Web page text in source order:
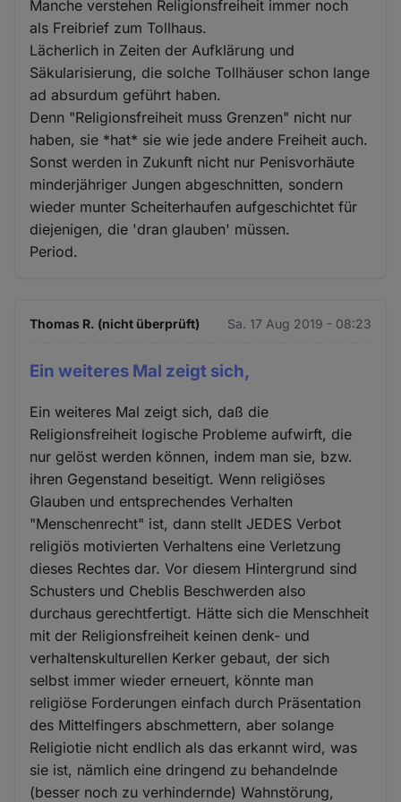
Manche verstehen Religionsfreiheit immer noch
als Freibrief zum Tollhaus.
Lächerlich in Zeiten der Aufklärung und
Säkularisierung, die solche Tollhäuser schon lange
ad absurdum geführt haben.
Denn "Religionsfreiheit muss Grenzen" nicht nur
haben, sie *hat* sie wie jede andere Freiheit auch.
Sonst werden in Zukunft nicht nur Penisvorhäute
minderjähriger Jungen abgeschnitten, sondern
wieder munter Scheiterhaufen aufgeschichtet für
diejenigen, die 'dran glauben' müssen.
Period.
Thomas R. (nicht überprüft) Sa. 17 Aug 2019 - 08:23
Ein weiteres Mal zeigt sich,
Ein weiteres Mal zeigt sich, daß die
Religionsfreiheit logische Probleme aufwirft, die
nur gelöst werden können, indem man sie, bzw.
ihren Gegenstand beseitigt. Wenn religiöses
Glauben und entsprechendes Verhalten
"Menschenrecht" ist, dann stellt JEDES Verbot
religiös motivierten Verhaltens eine Verletzung
dieses Rechtes dar. Vor diesem Hintergrund sind
Schusters und Cheblis Beschwerden also
durchaus gerechtfertigt. Hätte sich die Menschheit
mit der Religionsfreiheit keinen denk- und
verhaltenskulturellen Kerker gebaut, der sich
selbst immer wieder erneuert, könnte man
religiöse Forderungen einfach durch Präsentation
des Mittelfingers abschmettern, aber solange
Religiotie nicht endlich als das erkannt wird, was
sie ist, nämlich eine dringend zu behandelnde
(besser noch zu verhindernde) Wahnstörung,